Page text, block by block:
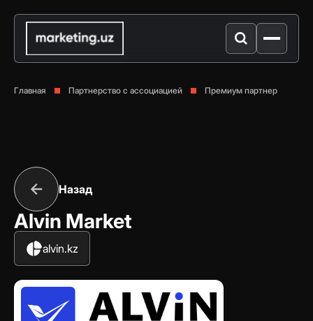
Главная Партнерство с ассоциацией Премиум партнер
Назад
Alvin Market
alvin.kz